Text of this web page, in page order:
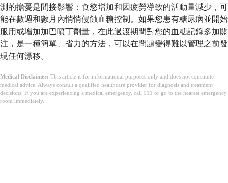
測的擔憂是間接影響：食慾增加和因疲勞導致的活動量減少，可
能在數週和數月內悄悄侵蝕血糖控制。如果您患有糖尿病並開始
服用或增加加巴噴丁劑量，在此過渡期間對您的血糖記錄多加關
注，是一種簡單、省力的方法，可以在問題變得難以管理之前發
現任何漂移。
Medical Disclaimer: This article is for informational purposes only and does not constitute
medical advice. Always consult a qualified healthcare provider for diagnosis and treatment
decisions. If you are experiencing a medical emergency, call 911 or go to the nearest emergency
room immediately.